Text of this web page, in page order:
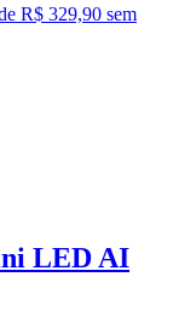
R$ 329,90 sem
LED AI